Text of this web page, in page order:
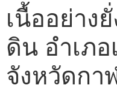
เนื้ออย่าง
ดิน อำเภ
จังหวัดกา